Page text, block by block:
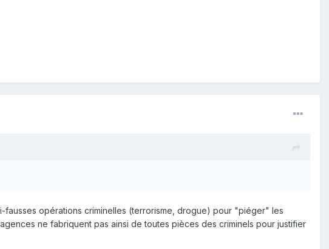
opérations criminelles (terrorisme, drogue) pour "piéger" les
ne fabriquent pas ainsi de toutes pièces des criminels pour justifier